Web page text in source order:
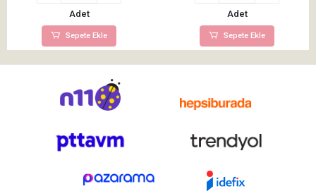
Adet
Sepete Ekle
Adet
Sepete Ekle